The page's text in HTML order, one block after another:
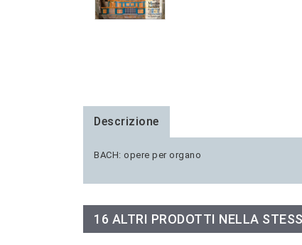
Descrizione
BACH: opere per organo
16 ALTRI PRODOTTI NELLA